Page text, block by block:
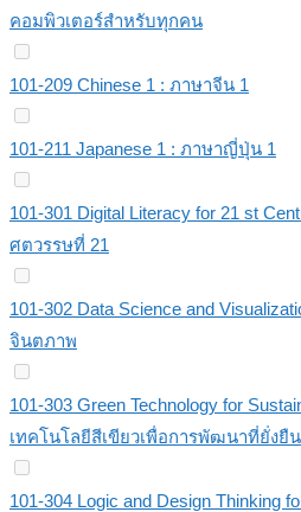
คอมพิวเตอร์สำหรับทุกคน
101-209 Chinese 1 : ภาษาจีน 1
101-211 Japanese 1 : ภาษาญี่ปุ่น 1
101-301 Digital Literacy for 21 st
ศตวรรษที่ 21
101-302 Data Science and
จินตภาพ
101-303 Green Technology for
เทคโนโลยีสีเขียวเพื่อการพัฒนาที่ยั่งยืน
101-304 Logic and Design Thinking